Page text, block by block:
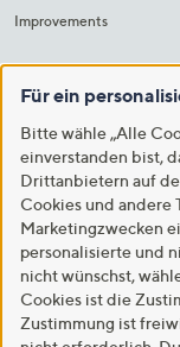
Improvements
Für ein
Bitte wähle „Alle
einverstanden bist,
Drittanbietern auf
Cookies und andere
Marketingzwecken
personalisierte und
nicht wünschst,
Cookies ist die
Zustimmung ist